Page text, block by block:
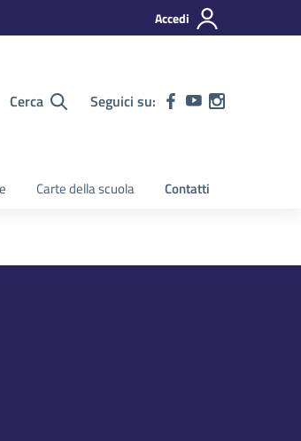
Accedi
Cerca Seguici su:
Carte della scuola Contatti